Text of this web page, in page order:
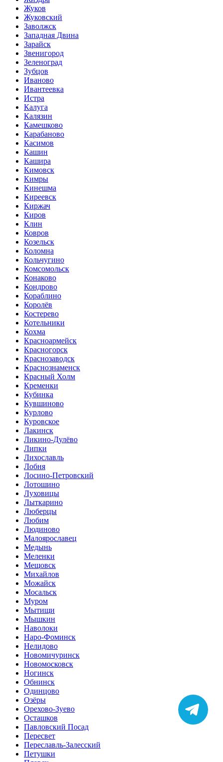
Жуков
Жуковский
Заволжск
Западная Двина
Зарайск
Звенигород
Зеленоград
Зубцов
Иваново
Ивантеевка
Истра
Калуга
Калязин
Камешково
Карабаново
Касимов
Кашин
Кашира
Кимовск
Кимры
Кинешма
Киреевск
Киржач
Киров
Клин
Ковров
Козельск
Коломна
Кольчугино
Комсомольск
Конаково
Кондрово
Кораблино
Королёв
Костерево
Котельники
Кохма
Красноармейск
Красногорск
Краснозаводск
Краснознаменск
Красный Холм
Кременки
Кубинка
Кувшиново
Курлово
Куровское
Лакинск
Ликино-Дулёво
Липки
Лихославль
Лобня
Лосино-Петровский
Лотошино
Луховицы
Лыткарино
Люберцы
Любим
Людиново
Малоярославец
Медынь
Меленки
Мещовск
Михайлов
Можайск
Мосальск
Муром
Мытищи
Мышкин
Наволоки
Наро-Фоминск
Нелидово
Новомичуринск
Новомосковск
Ногинск
Обнинск
Одинцово
Озёры
Орехово-Зуево
Осташков
Павловский Посад
Пересвет
Переславль-Залесский
Петушки